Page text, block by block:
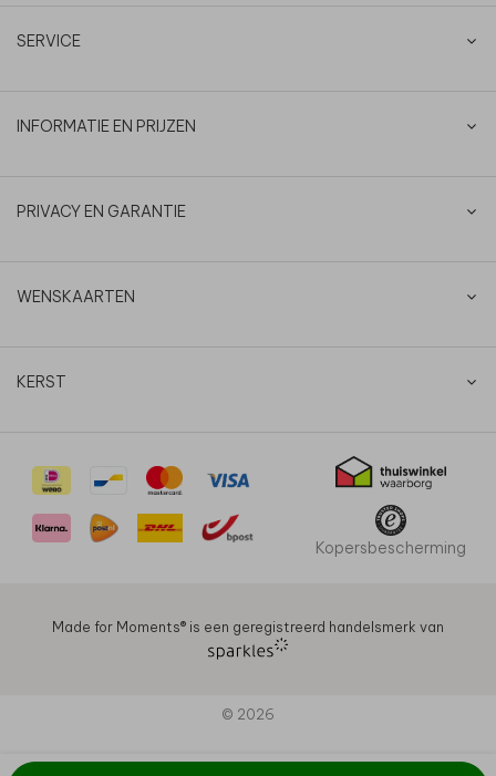
SERVICE
INFORMATIE EN PRIJZEN
PRIVACY EN GARANTIE
WENSKAARTEN
KERST
Kopersbescherming
Made for Moments®️ is een geregistreerd handelsmerk van
© 2026